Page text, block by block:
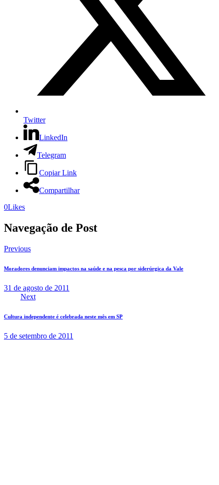
Twitter
LinkedIn
Telegram
Copiar Link
Compartilhar
0Likes
Navegação de Post
Previous
Moradores denunciam impactos na saúde e na pesca por siderúrgica da Vale
31 de agosto de 2011
Next
Cultura independente é celebrada neste mês em SP
5 de setembro de 2011